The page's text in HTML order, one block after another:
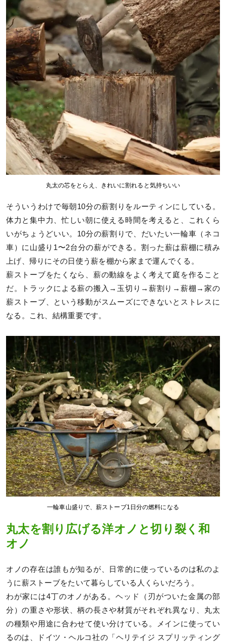
丸太の芯をとらえ、きれいに割れると気持ちいい
そういうわけで毎朝10分の薪割りをルーティンにしている。
体力と集中力、忙しい朝に使える時間を考えると、これくら
いがちょうどいい。10分の薪割りで、だいたい一輪車（ネコ
車）に山盛り1〜2台分の薪ができる。割った薪は薪棚に積み
上げ、帰りにその日使う薪を棚から家まで運んでくる。
薪ストーブをたくなら、薪の動線をよく考えて庭を作ること
だ。トラックによる薪の搬入→玉切り→薪割り→薪棚→家の
薪ストーブ、という移動がスムーズにできないとストレスに
なる。これ、結構重要です。
一輪車山盛りで、薪ストーブ1日分の燃料になる
丸太を割り広げる洋オノと切り裂く和
オノ
オノの存在は誰もが知るが、日常的に使っているのは私のよ
うに薪ストーブをたいて暮らしている人くらいだろう。
わが家には4丁のオノがある。ヘッド（刃がついた金属の部
分）の重さや形状、柄の長さや材質がそれぞれ異なり、丸太
の種類や用途に合わせて使い分けている。メインに使ってい
るのは、ドイツ・ヘルコ社の「ヘリテイジ スプリッティング